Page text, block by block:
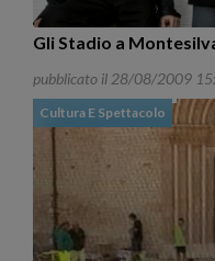
Gli Stadio a
pubblicato il 28/08/2009
Cultura E Spettacolo